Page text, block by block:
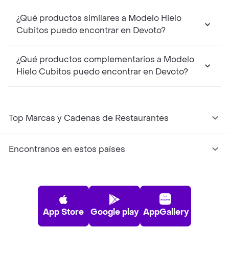
¿Qué productos similares a Modelo Hielo
Cubitos puedo encontrar en Devoto?
¿Qué productos complementarios a Modelo
Hielo Cubitos puedo encontrar en Devoto?
Top Marcas y Cadenas de Restaurantes
Encontranos en estos países
App Store Google play AppGallery